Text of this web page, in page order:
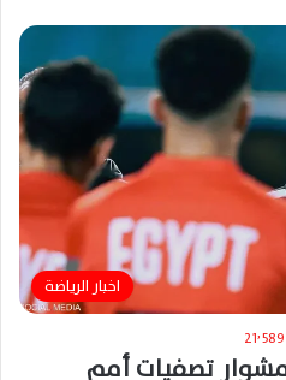
اخبار الرياضة
21٬589
تصفيات أمم